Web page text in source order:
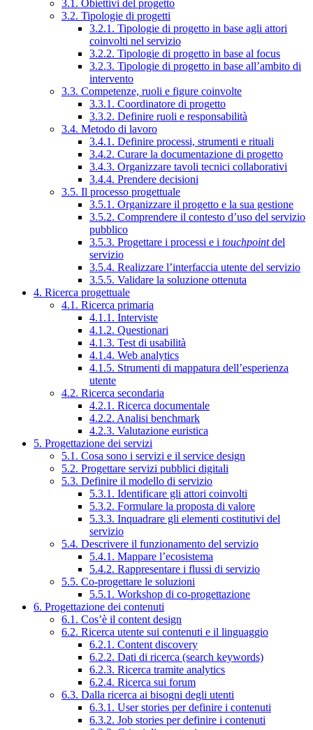
3.1. Obiettivi del progetto
3.2. Tipologie di progetti
3.2.1. Tipologie di progetto in base agli attori
coinvolti nel servizio
3.2.2. Tipologie di progetto in base al focus
3.2.3. Tipologie di progetto in base all’ambito di
intervento
3.3. Competenze, ruoli e figure coinvolte
3.3.1. Coordinatore di progetto
3.3.2. Definire ruoli e responsabilità
3.4. Metodo di lavoro
3.4.1. Definire processi, strumenti e rituali
3.4.2. Curare la documentazione di progetto
3.4.3. Organizzare tavoli tecnici collaborativi
3.4.4. Prendere decisioni
3.5. Il processo progettuale
3.5.1. Organizzare il progetto e la sua gestione
3.5.2. Comprendere il contesto d’uso del servizio
pubblico
3.5.3. Progettare i processi e i touchpointdel
servizio
3.5.4. Realizzare l’interfaccia utente del servizio
3.5.5. Validare la soluzione ottenuta
4. Ricerca progettuale
4.1. Ricerca primaria
4.1.1. Interviste
4.1.2. Questionari
4.1.3. Test di usabilità
4.1.4. Web analytics
4.1.5. Strumenti di mappatura dell’esperienza
utente
4.2. Ricerca secondaria
4.2.1. Ricerca documentale
4.2.2. Analisi benchmark
4.2.3. Valutazione euristica
5. Progettazione dei servizi
5.1. Cosa sono i servizi e il service design
5.2. Progettare servizi pubblici digitali
5.3. Definire il modello di servizio
5.3.1. Identificare gli attori coinvolti
5.3.2. Formulare la proposta di valore
5.3.3. Inquadrare gli elementi costitutivi del
servizio
5.4. Descrivere il funzionamento del servizio
5.4.1. Mappare l’ecosistema
5.4.2. Rappresentare i flussi di servizio
5.5. Co-progettare le soluzioni
5.5.1. Workshop di co-progettazione
6. Progettazione dei contenuti
6.1. Cos’è il content design
6.2. Ricerca utente sui contenuti e il linguaggio
6.2.1. Content discovery
6.2.2. Dati di ricerca (search keywords)
6.2.3. Ricerca tramite analytics
6.2.4. Ricerca sui forum
6.3. Dalla ricerca ai bisogni degli utenti
6.3.1. User stories per definire i contenuti
6.3.2. Job stories per definire i contenuti